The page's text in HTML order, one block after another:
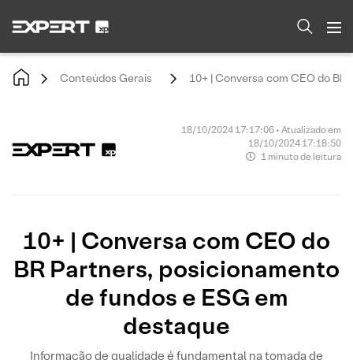
Conteúdos Gerais 10+ | Conversa com CEO do
18/10/2024 17:17:06 • Atualizado em
18/10/2024 17:18:50
1 minuto de leitura
10+ | Conversa com CEO do
BR Partners, posicionamento
de fundos e ESG em
destaque
Informação de qualidade é fundamental na tomada de